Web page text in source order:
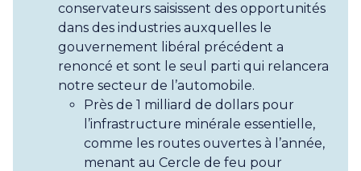
conservateurs saisissent des opportunités
dans des industries auxquelles le
gouvernement libéral précédent a
renoncé et sont le seul parti qui relancera
notre secteur de l’automobile.
Près de 1 milliard de dollars pour
l’infrastructure minérale essentielle,
comme les routes ouvertes à l’année,
menant au Cercle de feu pour